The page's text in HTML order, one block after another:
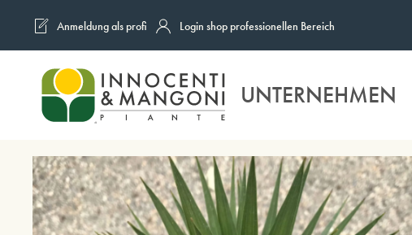
Skip to main content
Anmeldung als profi Login shop professionellen Bereich
UNTERNEHMEN